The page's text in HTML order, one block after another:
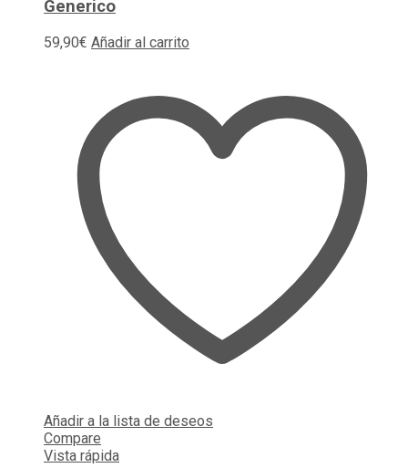
Generico
59,90€ Añadir al carrito
Añadir a la lista de deseos
Compare
Vista rápida